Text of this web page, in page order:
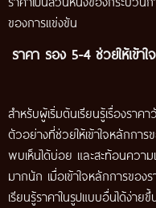
ของการแข่งขัน
ราคา รอง 5-4 ช่วยให้เข้า
สำหรับผู้เริ่มต้นเรียนรู้เรื่องราค
ตัวอย่างที่ช่วยให้เข้าใจหลักการ
พบเห็นได้บ่อย และสะท้อนความ
มากนัก เมื่อเข้าใจหลักการขอ
เรียนรู้ราคาในรูปแบบอื่นได้ง่าย